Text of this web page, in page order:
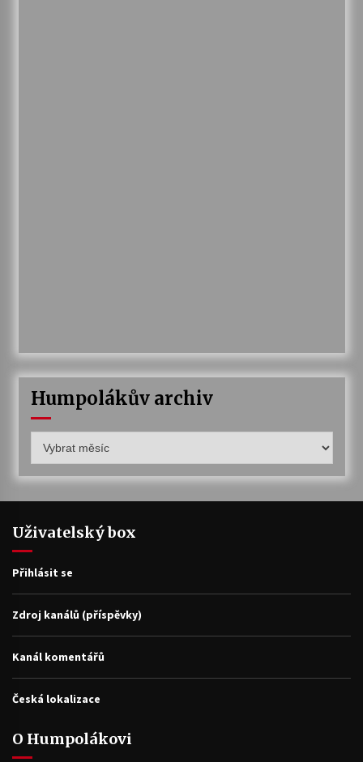
Humpolákův archiv
archiv
Uživatelský box
Přihlásit se
Zdroj kanálů (příspěvky)
Kanál komentářů
Česká lokalizace
O Humpolákovi